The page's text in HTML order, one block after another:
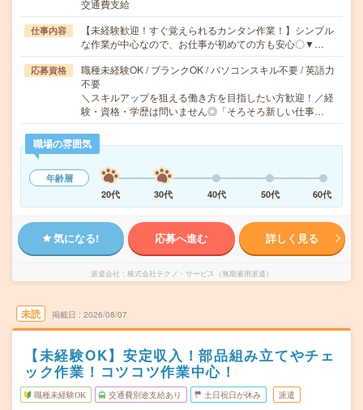
交通費支給
仕事内容
【未経験歓迎！すぐ覚えられるカンタン作業！】シンプル
な作業が中心なので、お仕事が初めての方も安心〇▼…
応募資格
職種未経験OK / ブランクOK / パソコンスキル不要 / 英語力
不要
＼スキルアップを狙える働き方を目指したい方歓迎！／経
験・資格・学歴は問いません◎「そろそろ新しい仕事…
職場の雰囲気
年齢層
20代
30代 40代 50代 60代
気になる! 応募へ進む 詳しく見る
派遣会社 株式会社テクノ・サービス（無期雇用派遣）
未読 掲載日 2026/08/07
【未経験OK】安定収入！部品組み立てやチェ
ック作業！コツコツ作業中心！
職種未経験OK 交通費別途支給あり 土日祝日が休み 派遣